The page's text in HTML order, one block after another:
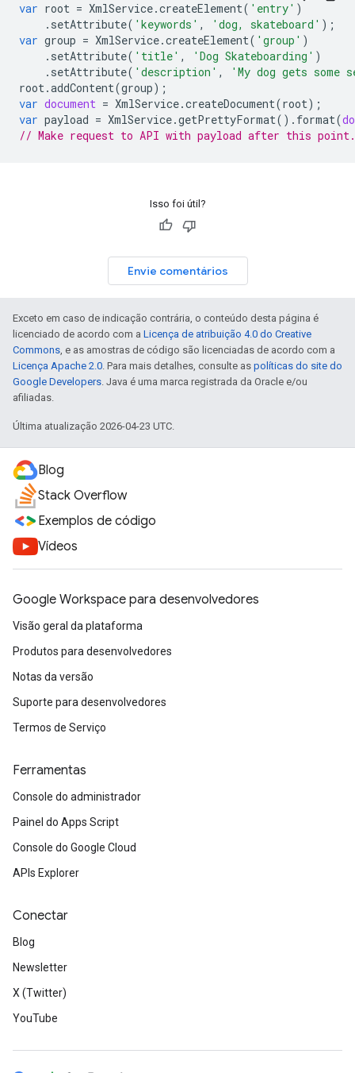
var root = XmlService.createElement( 'entry' )
. setAttribute( 'keywords' , 'dog, skateboard' );
var group = XmlService.createElement( 'group' )
. setAttribute( 'title' , 'Dog Skateboarding' )
. setAttribute( 'description' ,
'My dog gets
root.addContent(group);
var document = XmlService.createDocument(root);
var payload = XmlService.getPrettyFormat(). format(
// Make request to API with payload after this point.
Isso foi útil?
Envie comentários
Exceto em caso de indicação contrária, o conteúdo desta página é
licenciado de acordo com a Licença de atribuição 4.0 do Creative
Commons, e as amostras de código são licenciadas de acordo com a
Licença Apache 2.0. Para mais detalhes, consulte as políticas do site do
Google Developers. Java é uma marca registrada da Oracle e/ou
afiliadas.
Última atualização 2026-04-23 UTC.
Blog
Stack Overflow
Exemplos de código
Vídeos
Google Workspace para desenvolvedores
Visão geral da plataforma
Produtos para desenvolvedores
Notas da versão
Suporte para desenvolvedores
Termos de Serviço
Ferramentas
Console do administrador
Painel do Apps Script
Console do Google Cloud
APIs Explorer
Conectar
Blog
Newsletter
X (Twitter)
YouTube